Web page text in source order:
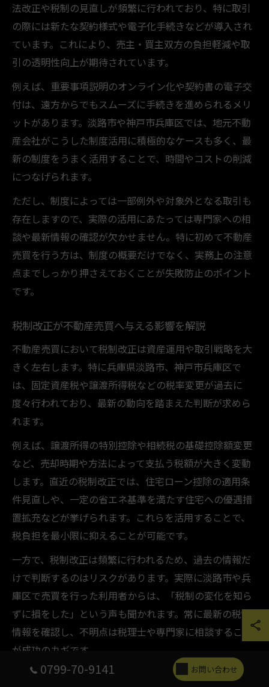
法改正や税制の見直しが頻繁に行われており、特に取引
の際には新たな契約様式や電子化手続きなどが導入され
ています。これにより、売主・買主双方の負担軽減や取
引の透明性向上が期待されています。
例えば、重要事項説明のオンライン化や契約書の電子交
付は、遠方からでもスムーズに手続きを進められるメリ
ットがあります。淡路市や神戸市兵庫区では、地元不動
産会社がこうした制度活用に積極的なケースも多く、最
新の制度をうまく活用することで、時間やコストの削減
につなげられます。
ただし、制度によっては一部例外や対象外となる取引も
存在しますので、実際の活用にあたっては専門家への相
談や最新情報の確認が欠かせません。特に初めて不動産
売買を行う方は、制度の概要だけでなく、実務上の注意
点までしっかり押さえておくことが失敗防止のポイント
です。
税制改正が不動産売買へ与える影響を解説
不動産売買において税制改正は資産運用や取引戦略を大
きく左右します。特に兵庫県淡路市、神戸市兵庫区で
は、固定資産税や譲渡所得税などの税率変更が過去に
度々行われており、最新の動向を踏まえた判断が求めら
れます。
例えば、譲渡所得の特別控除や相続税の基礎控除額変更
など、売却時期や方法によって支払う税額が大きく変動
します。直近の税制改正では、住宅ローン控除の適用条
件見直しや、一定の省エネ基準を満たす住宅への優遇措
置拡充などが挙げられます。これらを活用することで、
税負担を最小限に抑えることが可能です。
一方で、税制改正は頻繁に行われるため、過去の情報だ
けで判断するのはリスクがあります。実際に淡路市や兵
庫区で売買を行った利用者からは、「税制の変化を知ら
ずに損をした」という声も聞かれます。常に最新の税制
情報を確認し、不明点は税理士や専門家に相談すること
が成功のカギです。
0799-70-9141 お問い合わせ